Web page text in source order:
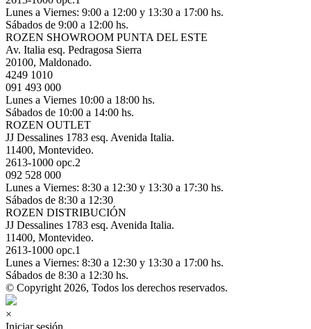
Lunes a Viernes: 9:00 a 12:00 y 13:30 a 17:00 hs.
Sábados de 9:00 a 12:00 hs.
ROZEN SHOWROOM PUNTA DEL ESTE
Av. Italia esq. Pedragosa Sierra
20100, Maldonado.
4249 1010
091 493 000
Lunes a Viernes 10:00 a 18:00 hs.
Sábados de 10:00 a 14:00 hs.
ROZEN OUTLET
JJ Dessalines 1783 esq. Avenida Italia.
11400, Montevideo.
2613-1000 opc.2
092 528 000
Lunes a Viernes: 8:30 a 12:30 y 13:30 a 17:30 hs.
Sábados de 8:30 a 12:30
ROZEN DISTRIBUCIÓN
JJ Dessalines 1783 esq. Avenida Italia.
11400, Montevideo.
2613-1000 opc.1
Lunes a Viernes: 8:30 a 12:30 y 13:30 a 17:00 hs.
Sábados de 8:30 a 12:30 hs.
© Copyright 2026, Todos los derechos reservados.
×
Iniciar sesión